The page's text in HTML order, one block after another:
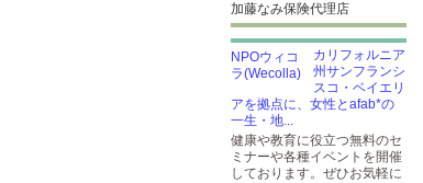
加藤なみ保険代理店
カリフォルニア
州サンフランシ
スコ・ベイエリ
アを拠点に、女性とafab*の
一生・地...
健康や教育に役立つ無料のセ
ミナーや各種イベントを開催
しております。ぜひお気軽に